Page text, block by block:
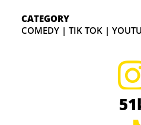
CATEGORY
COMEDY | TIK TOK |